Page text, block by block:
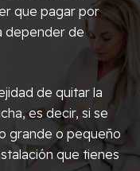
que pagar por
depender de
de quitar la
es decir, si se
grande o pequeño
que tienes